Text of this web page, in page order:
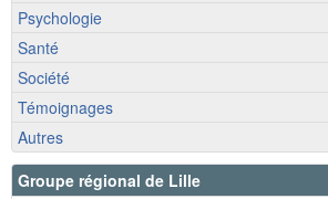
Psychologie
Santé
Société
Témoignages
Autres
Groupe régional de Lille